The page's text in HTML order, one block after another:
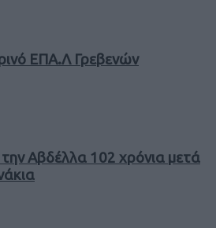
ΕΠΑ.Λ Γρεβενών
Αβδέλλα 102 χρόνια μετά